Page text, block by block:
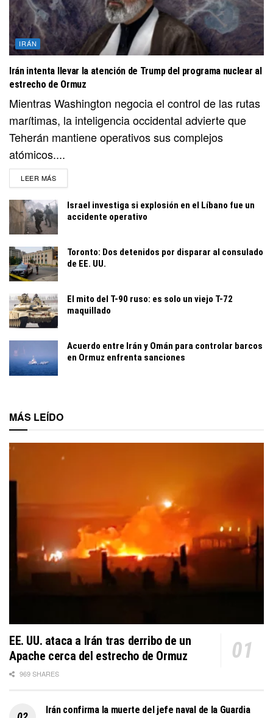
IRÁN
Irán intenta llevar la atención de Trump del programa nuclear al
estrecho de Ormuz
Mientras Washington negocia el control de las rutas
marítimas, la inteligencia occidental advierte que
Teherán mantiene operativos sus complejos
atómicos....
LEER MÁSDETAILS
Israel investiga si explosión en el Líbano fue un
accidente operativo
Toronto: Dos detenidos por disparar al consulado
de EE. UU.
El mito del T-90 ruso: es solo un viejo T-72
maquillado
Acuerdo entre Irán y Omán para controlar barcos
en Ormuz enfrenta sanciones
MÁS LEÍDO
EE. UU. ataca a Irán tras derribo de un
Apache cerca del estrecho de Ormuz
969 SHARES
Irán confirma la muerte del jefe naval de la Guardia